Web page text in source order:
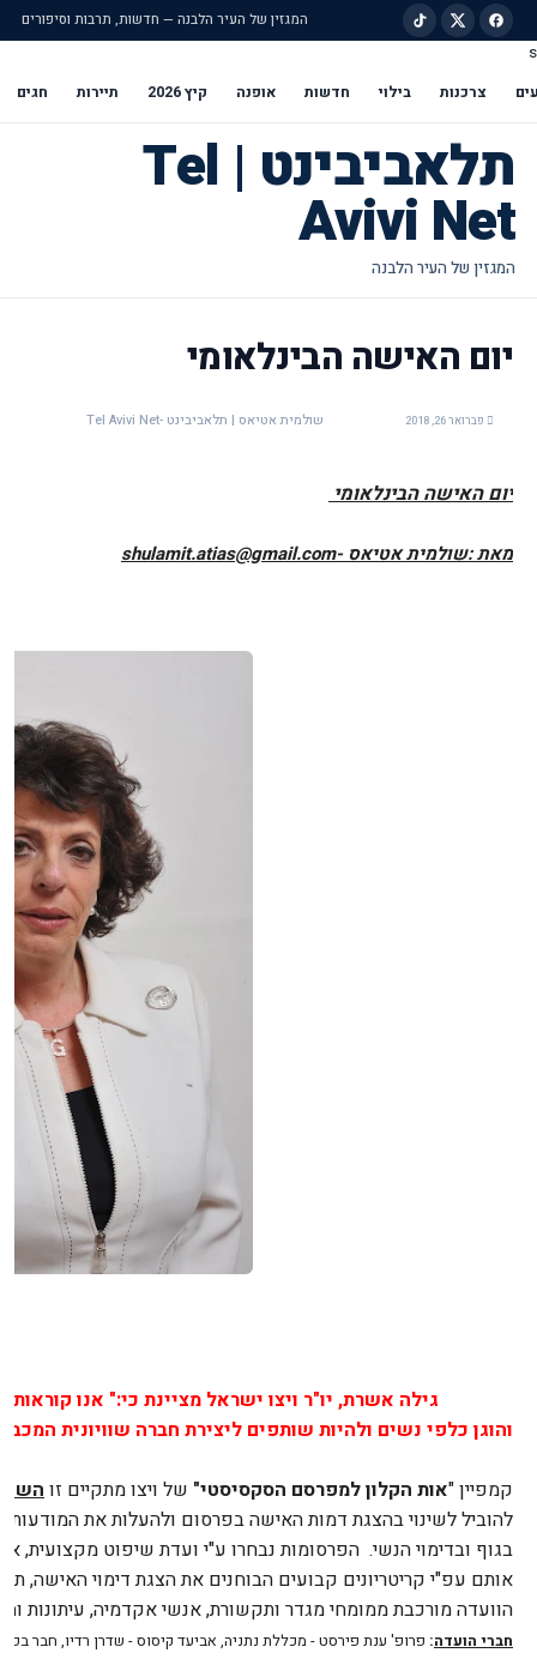
המגזין של העיר הלבנה — חדשות, תרבות וסיפורים
s
צרכנות בילוי חדשות אופנה קיץ 2026 תיירות חגים
תלאביבינט | Tel
Avivi Net
יום האישה הבינלאומי
פברואר 26, 2018 שולמית אטיאס | תלאביבינט -Tel Avivi Net
יום האישה הבינלאומי
מאת :שולמית אטיאס -shulamit.atias@gmail.com
גילה אשרת, יו"ר ויצו ישראל מציינת כי:" אנו
והוגן כלפי נשים ולהיות שותפים ליצירת חברה שוויונית
קמפיין "אות הקלון למפרסם הסקסיסטי" של ויצו מתקיים זו
להוביל לשינוי בהצגת דמות האישה בפרסום ולהעלות את
אותם עפ"י קריטריונים קבועים הבוחנים את הצגת דימוי האישה,
הוועדה מורכבת ממומחי מגדר ותקשורת, אנשי אקדמיה, עיתונות
חברי הועדה: פרופ' ענת פירסט - מכללת נתניה, אביעד קיסוס - שדרן רדיו, חבר